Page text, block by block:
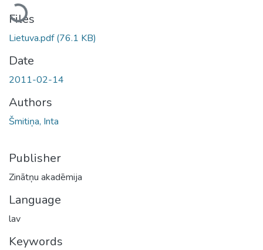
Files
Lietuva.pdf(76.1 KB)
Date
2011-02-14
Authors
Šmitiņa, Inta
Publisher
Zinātņu akadēmija
Language
lav
Keywords